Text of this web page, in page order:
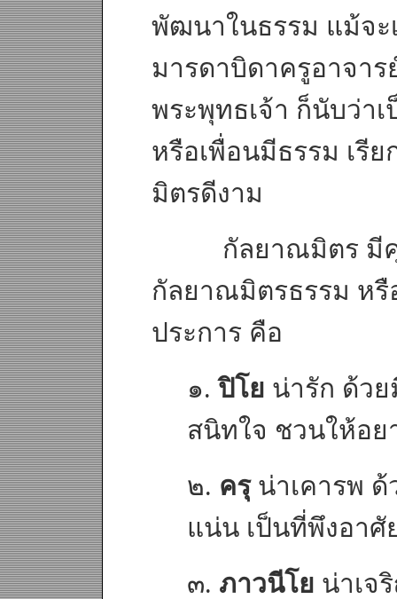
พัฒนาในธรรม แม้จะ
มารดาบิดาครูอาจา
พระพุทธเจ้า ก็นับว่า
หรือเพื่อนมีธรรม เรี
มิตรดีงาม
กัลยาณมิตร มีคุณ
กัลยาณมิตรธรรม ห
ประการ คือ
๑.ปิโย น่ารัก ด้ว
สนิทใจ ชวนให้อย
๒. ครุน่าเคารพ
แน่น เป็นที่พึงอาศั
๓. ภาวนีโย น่าเจ